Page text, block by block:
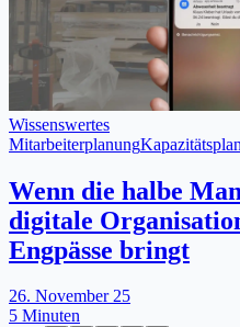
Wissenswertes
Mitarbeiterplanung
Wenn die halbe
digitale
Engpässe bringt
26. November 25
5 Minuten